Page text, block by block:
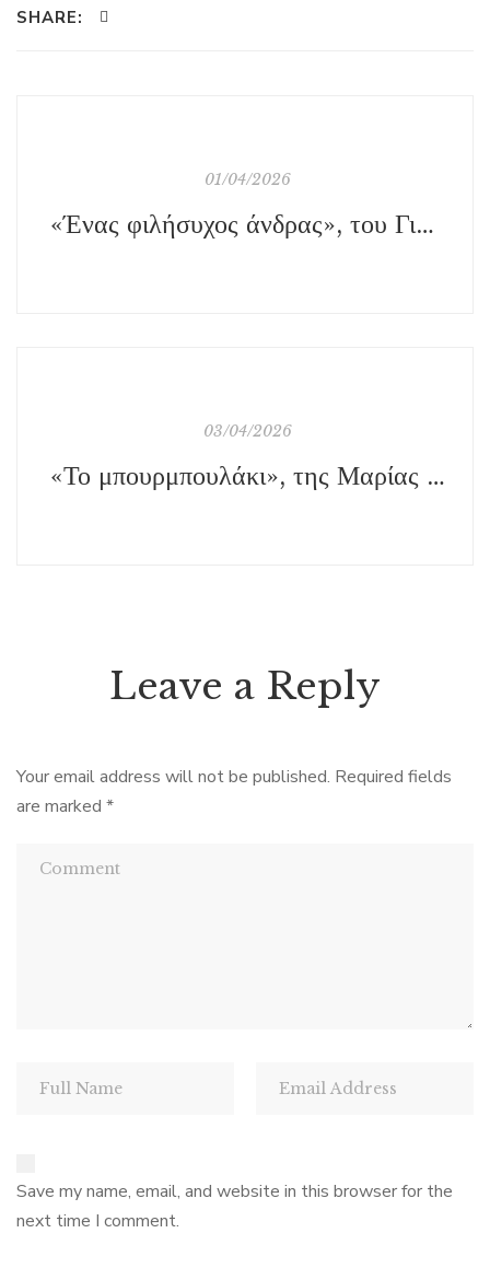
SHARE:
01/04/2026
«Ένας φιλήσυχος άνδρας», του Γιάννη Λαγουδάκη, εκδ. Βακχικόν
03/04/2026
«Το μπουρμπουλάκι», της Μαρίας Βενιζελέα, εκδ. Πολιτιστικό Ίδρυμα Ομίλου Πειραιώς
Leave a Reply
Your email address will not be published. Required fields
are marked *
Save my name, email, and website in this browser for the
next time I comment.